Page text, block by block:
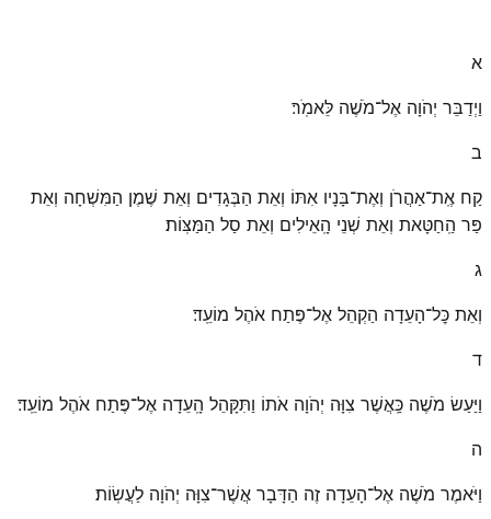
א
וַיְדַבֵּר יְהֹוָה אֶל־מֹשֶׁה לֵּאמֹֽר׃
ב
קַח אֶֽת־אַהֲרֹן וְאֶת־בָּנָיו אִתּוֹ וְאֵת הַבְּגָדִים וְאֵת שֶׁמֶן הַמִּשְׁחָה וְאֵת
פַּר הַֽחַטָּאת וְאֵת שְׁנֵי הָֽאֵילִים וְאֵת סַל הַמַּצּֽוֹת׃
ג
וְאֵת כׇּל־הָעֵדָה הַקְהֵל אֶל־פֶּתַח אֹהֶל מוֹעֵֽד׃
ד
וַיַּעַשׂ מֹשֶׁה כַּֽאֲשֶׁר צִוָּה יְהֹוָה אֹתוֹ וַתִּקָּהֵל הָֽעֵדָה אֶל־פֶּתַח אֹהֶל מוֹעֵֽד׃
ה
וַיֹּאמֶר מֹשֶׁה אֶל־הָעֵדָה זֶה הַדָּבָר אֲשֶׁר־צִוָּה יְהֹוָה לַעֲשֽׂוֹת׃